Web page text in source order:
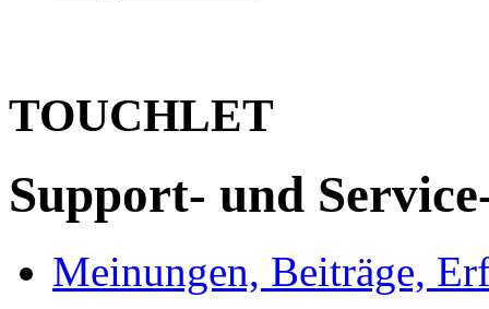
TOUCHLET
Support- und
Meinungen, Beiträge,